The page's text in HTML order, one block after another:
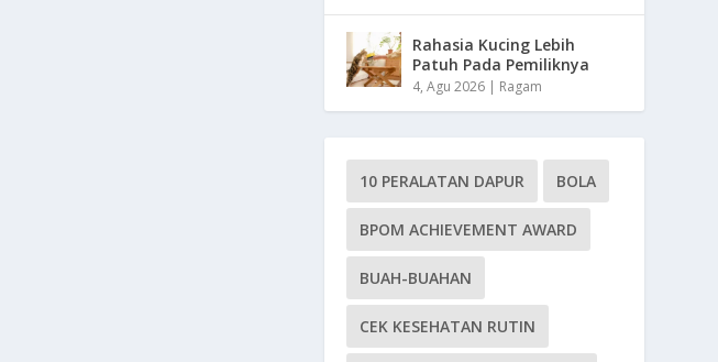
Rahasia Kucing Lebih
Patuh Pada Pemiliknya
4, Agu 2026 | Ragam
10 PERALATAN DAPUR BOLA
BPOM ACHIEVEMENT AWARD
BUAH-BUAHAN
CEK KESEHATAN RUTIN